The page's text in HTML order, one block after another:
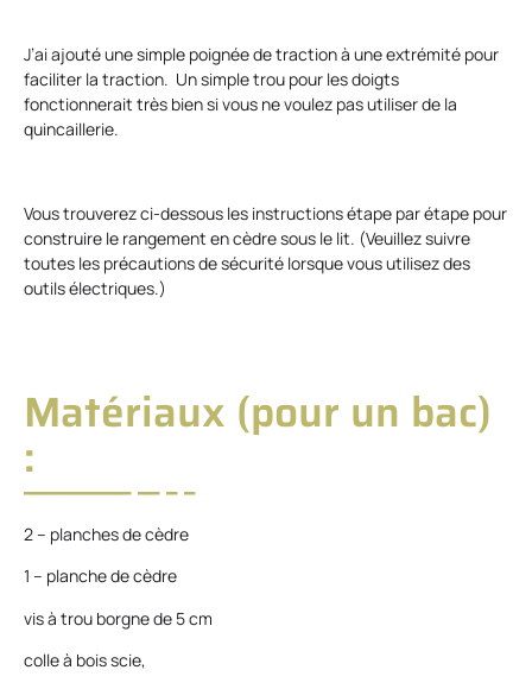
J’ai ajouté une simple poignée de traction à une extrémité pour
faciliter la traction. Un simple trou pour les doigts
fonctionnerait très bien si vous ne voulez pas utiliser de la
quincaillerie.
Vous trouverez ci-dessous les instructions étape par étape pour
construire le rangement en cèdre sous le lit. (Veuillez suivre
toutes les précautions de sécurité lorsque vous utilisez des
outils électriques.)
Matériaux (pour un bac)
:
2 – planches de cèdre
1 – planche de cèdre
vis à trou borgne de 5 cm
colle à bois scie,